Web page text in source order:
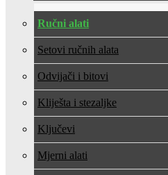
Ručni alati
Setovi ručnih alata
Odvijači i bitovi
Kliješta i stezaljke
Ključevi
Mjerni alati